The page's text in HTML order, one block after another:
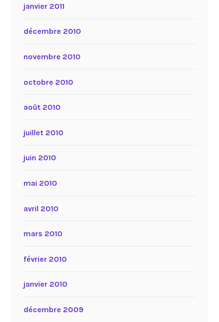
janvier 2011
décembre 2010
novembre 2010
octobre 2010
août 2010
juillet 2010
juin 2010
mai 2010
avril 2010
mars 2010
février 2010
janvier 2010
décembre 2009